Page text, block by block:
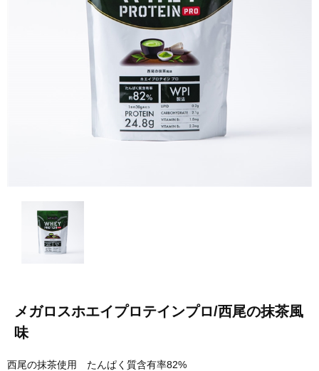
メガロスホエイプロテインプロ/西尾の抹茶風
味
西尾の抹茶使用 たんぱく質含有率82%